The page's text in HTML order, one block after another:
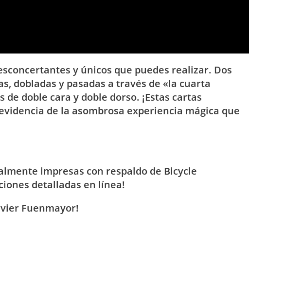
y únicos que puedes realizar. Dos
dobladas y pasadas a través de «la cuarta
doble cara y doble dorso. ¡Estas cartas
de la asombrosa experiencia mágica que
impresas con respaldo de Bicycle
detalladas en línea!
Fuenmayor!